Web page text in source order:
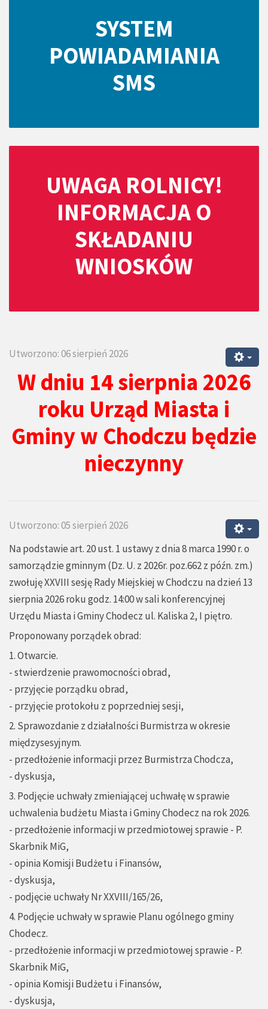
SYSTEM
POWIADAMIANIA
SMS
UWAGA ROLNICY!
INFORMACJA O
SKŁADANIU
WNIOSKÓW
Utworzono: 06 sierpień 2026
W dniu 14 sierpnia 2026
roku Urząd Miasta i
Gminy w Chodczu będzie
nieczynny
Utworzono: 05 sierpień 2026
Na podstawie art. 20 ust. 1 ustawy z dnia 8 marca 1990 r. o
samorządzie gminnym (Dz. U. z 2026r. poz.662 z późn. zm.)
zwołuję XXVIII sesję Rady Miejskiej w Chodczu na dzień 13
sierpnia 2026 roku godz. 14:00 w sali konferencyjnej
Urzędu Miasta i Gminy Chodecz ul. Kaliska 2, I piętro.
Proponowany porządek obrad:
1. Otwarcie.
- stwierdzenie prawomocności obrad,
- przyjęcie porządku obrad,
- przyjęcie protokołu z poprzedniej sesji,
2. Sprawozdanie z działalności Burmistrza w okresie
międzysesyjnym.
- przedłożenie informacji przez Burmistrza Chodcza,
- dyskusja,
3. Podjęcie uchwały zmieniającej uchwałę w sprawie
uchwalenia budżetu Miasta i Gminy Chodecz na rok 2026.
- przedłożenie informacji w przedmiotowej sprawie - P.
Skarbnik MiG,
- opinia Komisji Budżetu i Finansów,
- dyskusja,
- podjęcie uchwały Nr XXVIII/165/26,
4. Podjęcie uchwały w sprawie Planu ogólnego gminy
Chodecz.
- przedłożenie informacji w przedmiotowej sprawie - P.
Skarbnik MiG,
- opinia Komisji Budżetu i Finansów,
- dyskusja,